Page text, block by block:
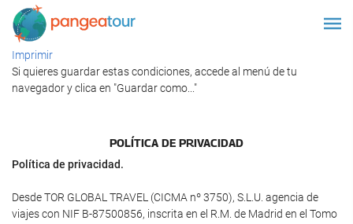
Imprimir
Si quieres guardar estas condiciones, accede al menú de tu
navegador y clica en "Guardar como..."
POLÍTICA DE PRIVACIDAD
Política de privacidad.
Desde TOR GLOBAL TRAVEL (CICMA nº 3750), S.L.U. agencia de
viajes con NIF B-87500856, inscrita en el R.M. de Madrid en el Tomo